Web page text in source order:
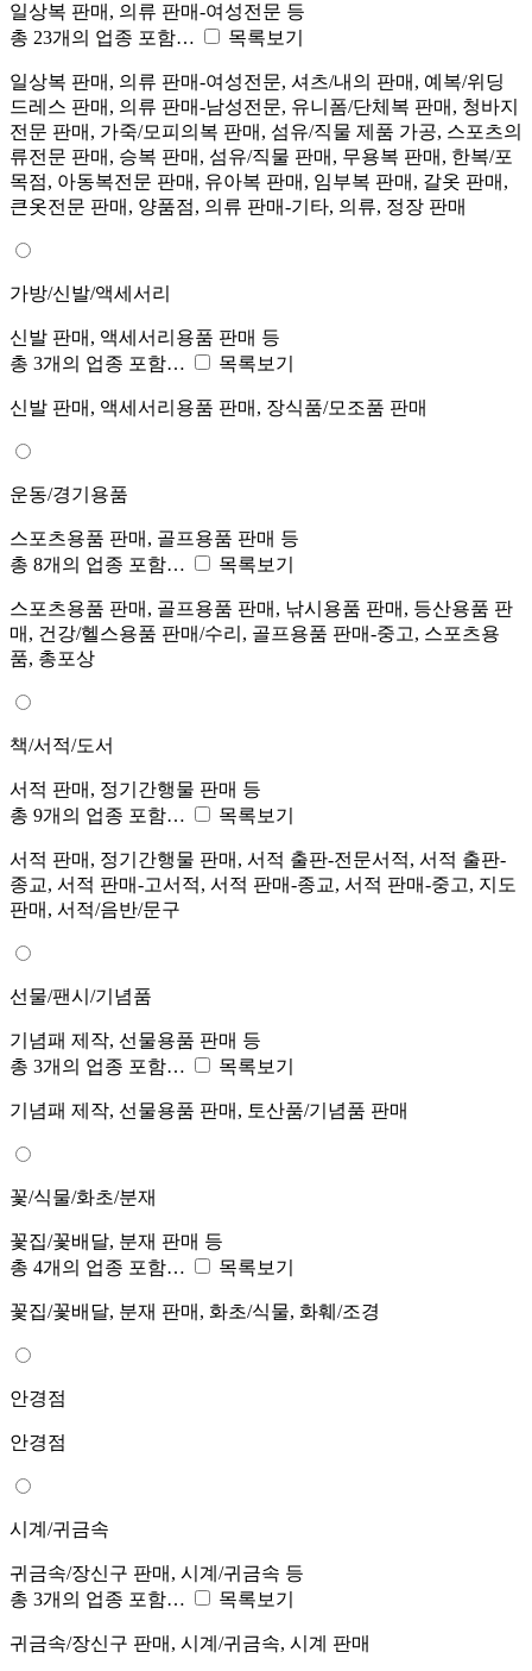
일상복 판매, 의류 판매-여성전문 등
총 23개의 업종 포함…
목록보기
일상복 판매, 의류 판매-여성전문, 셔츠/내의 판매, 예복/위딩
드레스 판매, 의류 판매-남성전문, 유니폼/단체복 판매, 청바지
전문 판매, 가죽/모피의복 판매, 섬유/직물 제품 가공, 스포츠의
류전문 판매, 승복 판매, 섬유/직물 판매, 무용복 판매, 한복/포
목점, 아동복전문 판매, 유아복 판매, 임부복 판매, 갈옷 판매,
큰옷전문 판매, 양품점, 의류 판매-기타, 의류, 정장 판매
가방/신발/액세서리
신발 판매, 액세서리용품 판매 등
총 3개의 업종 포함…
목록보기
신발 판매, 액세서리용품 판매, 장식품/모조품 판매
운동/경기용품
스포츠용품 판매, 골프용품 판매 등
총 8개의 업종 포함…
목록보기
스포츠용품 판매, 골프용품 판매, 낚시용품 판매, 등산용품 판
매, 건강/헬스용품 판매/수리, 골프용품 판매-중고, 스포츠용
품, 총포상
책/서적/도서
서적 판매, 정기간행물 판매 등
총 9개의 업종 포함…
목록보기
서적 판매, 정기간행물 판매, 서적 출판-전문서적, 서적 출판-
종교, 서적 판매-고서적, 서적 판매-종교, 서적 판매-중고, 지도
판매, 서적/음반/문구
선물/팬시/기념품
기념패 제작, 선물용품 판매 등
총 3개의 업종 포함…
목록보기
기념패 제작, 선물용품 판매, 토산품/기념품 판매
꽃/식물/화초/분재
꽃집/꽃배달, 분재 판매 등
총 4개의 업종 포함…
목록보기
꽃집/꽃배달, 분재 판매, 화초/식물, 화훼/조경
안경점
안경점
시계/귀금속
귀금속/장신구 판매, 시계/귀금속 등
총 3개의 업종 포함…
목록보기
귀금속/장신구 판매, 시계/귀금속, 시계 판매